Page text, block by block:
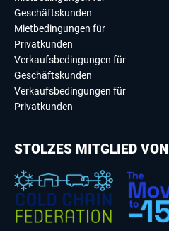
Geschäftskunden
Mietbedingungen für
Privatkunden
Verkaufsbedingungen für
Geschäftskunden
Verkaufsbedingungen für
Privatkunden
STOLZES MITGLIED VON